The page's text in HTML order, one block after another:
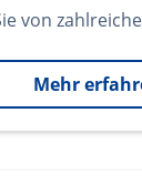
von
Mehr